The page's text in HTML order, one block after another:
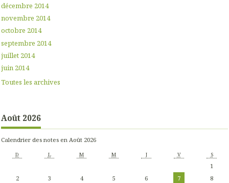
décembre 2014
novembre 2014
octobre 2014
septembre 2014
juillet 2014
juin 2014
Toutes les archives
Août 2026
Calendrier des notes en Août 2026
D L M M J V S
1
2
3 4 5 6 7
8